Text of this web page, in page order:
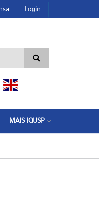
Login
MAIS IQUSP